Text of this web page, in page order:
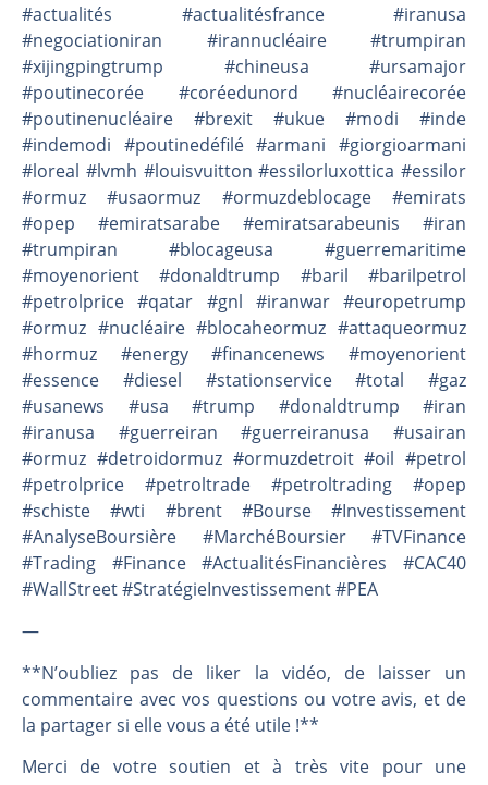
#actualités #actualitésfrance #iranusa
#negociationiran #irannucléaire #trumpiran
#xijingpingtrump #chineusa #ursamajor
#poutinecorée #coréedunord #nucléairecorée
#poutinenucléaire #brexit #ukue #modi #inde
#indemodi #poutinedéfilé #armani #giorgioarmani
#loreal #lvmh #louisvuitton #essilorluxottica #essilor
#ormuz #usaormuz #ormuzdeblocage #emirats
#opep #emiratsarabe #emiratsarabeunis #iran
#trumpiran #blocageusa #guerremaritime
#moyenorient #donaldtrump #baril #barilpetrol
#petrolprice #qatar #gnl #iranwar #europetrump
#ormuz #nucléaire #blocaheormuz #attaqueormuz
#hormuz #energy #financenews #moyenorient
#essence #diesel #stationservice #total #gaz
#usanews #usa #trump #donaldtrump #iran
#iranusa #guerreiran #guerreiranusa #usairan
#ormuz #detroidormuz #ormuzdetroit #oil #petrol
#petrolprice #petroltrade #petroltrading #opep
#schiste #wti #brent #Bourse #Investissement
#AnalyseBoursière #MarchéBoursier #TVFinance
#Trading #Finance #ActualitésFinancières #CAC40
#WallStreet #StratégieInvestissement #PEA
—
**N’oubliez pas de liker la vidéo, de laisser un
commentaire avec vos questions ou votre avis, et de
la partager si elle vous a été utile !**
Merci de votre soutien et à très vite pour une